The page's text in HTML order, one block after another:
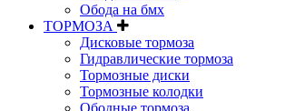
Обода на бмх
ТОРМОЗА
Дисковые тормоза
Гидравлические тормоза
Тормозные диски
Тормозные колодки
Ободные тормоза